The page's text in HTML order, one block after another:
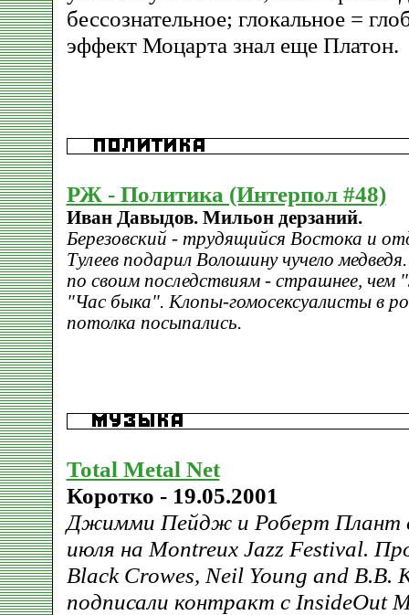
бессознательное; глокальное =
эффект Моцарта знал еще Платон.
РЖ - Политика (Интерпол #48)
Иван Давыдов. Мильон дерзаний.
Березовский - трудящийся Востока и
Тулеев подарил Волошину чучело
по своим последствиям - страшнее, чем
"Час быка". Клопы-гомосексуалисты в
потолка посыпались.
Total Metal Net
Коротко - 19.05.2001
Джимми Пейдж и Роберт Плант
июля на Montreux Jazz Festival.
Black Crowes, Neil Young and B.B.
подписали контракт с InsideOut